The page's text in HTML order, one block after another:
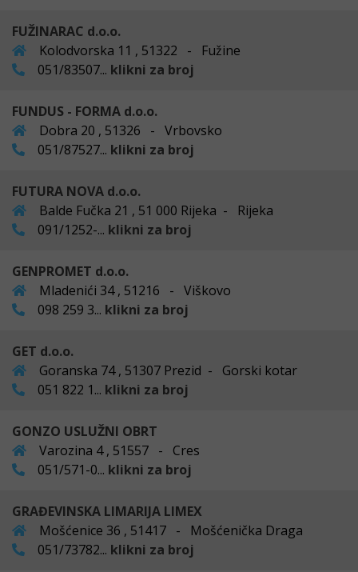
FUŽINARAC d.o.o.
Kolodvorska 11 , 51322 - Fužine
051/83507... klikni za broj
FUNDUS - FORMA d.o.o.
Dobra 20 , 51326 - Vrbovsko
051/87527... klikni za broj
FUTURA NOVA d.o.o.
Balde Fučka 21 , 51 000 Rijeka - Rijeka
091/1252-... klikni za broj
GENPROMET d.o.o.
Mladenići 34 , 51216 - Viškovo
098 259 3... klikni za broj
GET d.o.o.
Goranska 74 , 51307 Prezid - Gorski kotar
051 822 1... klikni za broj
GONZO USLUŽNI OBRT
Varozina 4 , 51557 - Cres
051/571-0... klikni za broj
GRAĐEVINSKA LIMARIJA LIMEX
Mošćenice 36 , 51417 - Mošćenička Draga
051/73782... klikni za broj